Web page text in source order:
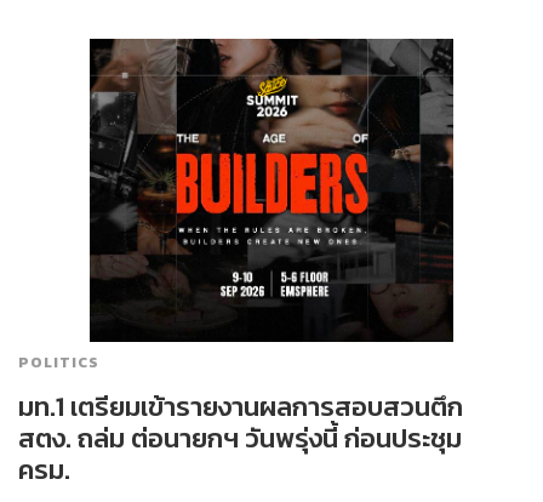
POLITICS
มท.1 เตรียมเข้ารายงานผลการสอบสวนตึก
สตง. ถล่ม ต่อนายกฯ วันพรุ่งนี้ ก่อนประชุม
ครม.